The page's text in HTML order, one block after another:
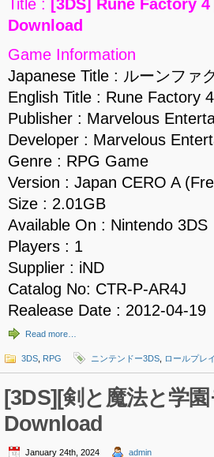
Title :
[3DS] Rune Factory
Download
Game Information
Japanese Title : ルーンファ
English Title : Rune Factory 4
Publisher : Marvelous
Developer : Marvelous
Genre : RPG Game
Version : Japan CERO A
Size : 2.01GB
Available On : Nintendo 3DS
Players : 1
Supplier : iND
Catalog No: CTR-P-AR4J
Realease Date : 2012-04-19
Read more…
3DS RPG ニンテンドー3DS ロールプレ
[3DS][剣と魔法と学
Download
January 24th, 2024 admin